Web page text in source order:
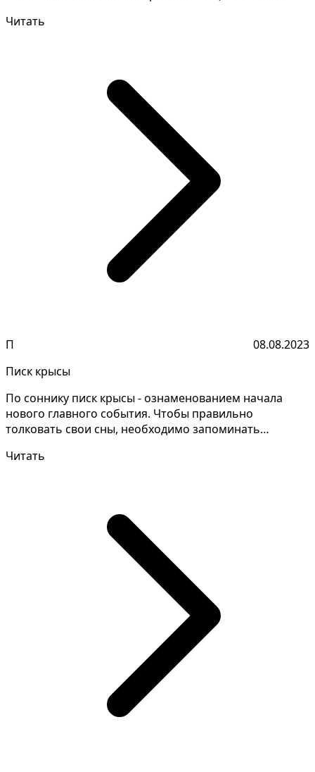
Читать
П
08.08.2023
Писк крысы
По соннику писк крысы - ознаменованием начала
нового главного события. Чтобы правильно
толковать свои сны, необходимо запоминать
Читать